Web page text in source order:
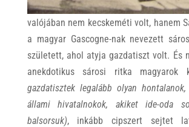
valójában nem kecskeméti volt, hanem
a magyar Gascogne-nak nevezett
született, ahol atyja gazdatiszt volt. És
anekdotikus sárosi ritka
gazdatisztek legalább olyan
állami hivatalnokok, akiket ide-oda
balsorsuk), inkább cipszert sejtet